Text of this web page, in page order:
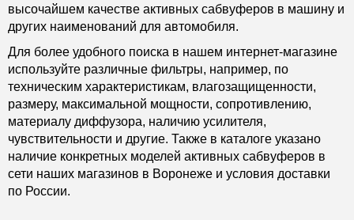
высочайшем качестве активных сабвуферов в машину и
других наименований для автомобиля.
Для более удобного поиска в нашем интернет-магазине
используйте различные фильтры, например, по
техническим характеристикам, влагозащищенности,
размеру, максимальной мощности, сопротивлению,
материалу диффузора, наличию усилителя,
чувствительности и другие. Также в каталоге указано
наличие конкретных моделей активных сабвуферов в
сети наших магазинов в Воронеже и условия доставки
по России.